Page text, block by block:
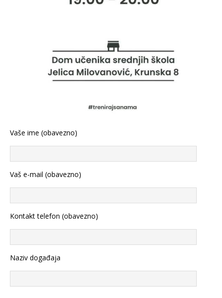
Vaše ime (obavezno)
Vaš e-mail (obavezno)
Kontakt telefon (obavezno)
Naziv događaja